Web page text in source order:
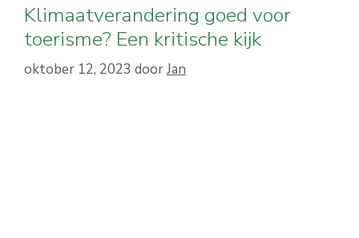
Klimaatverandering goed voor
toerisme? Een kritische kijk
oktober 12, 2023 doorJan